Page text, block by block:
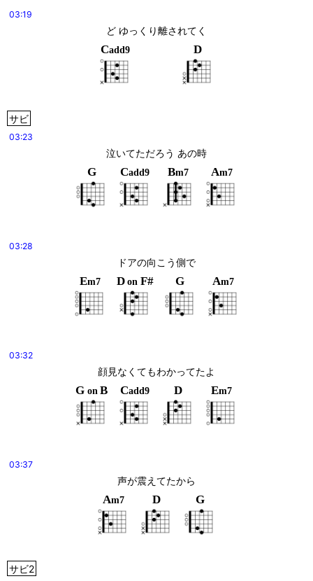
03:19
ど ゆっくり離されてく
Cadd9 D
サビ
03:23
泣いてただろう あの時
G Cadd9 Bm7 Am7
03:28
ドアの向こう側で
Em7 D on F# G Am7
03:32
顔見なくてもわかってたよ
G on B Cadd9 D Em7
03:37
声が震えてたから
Am7 D G
サビ2